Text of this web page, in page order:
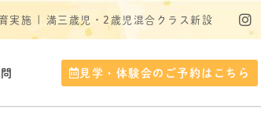
実施 | 満三歳児・2歳児混合クラス新設
見学・体験会のご予約はこちら